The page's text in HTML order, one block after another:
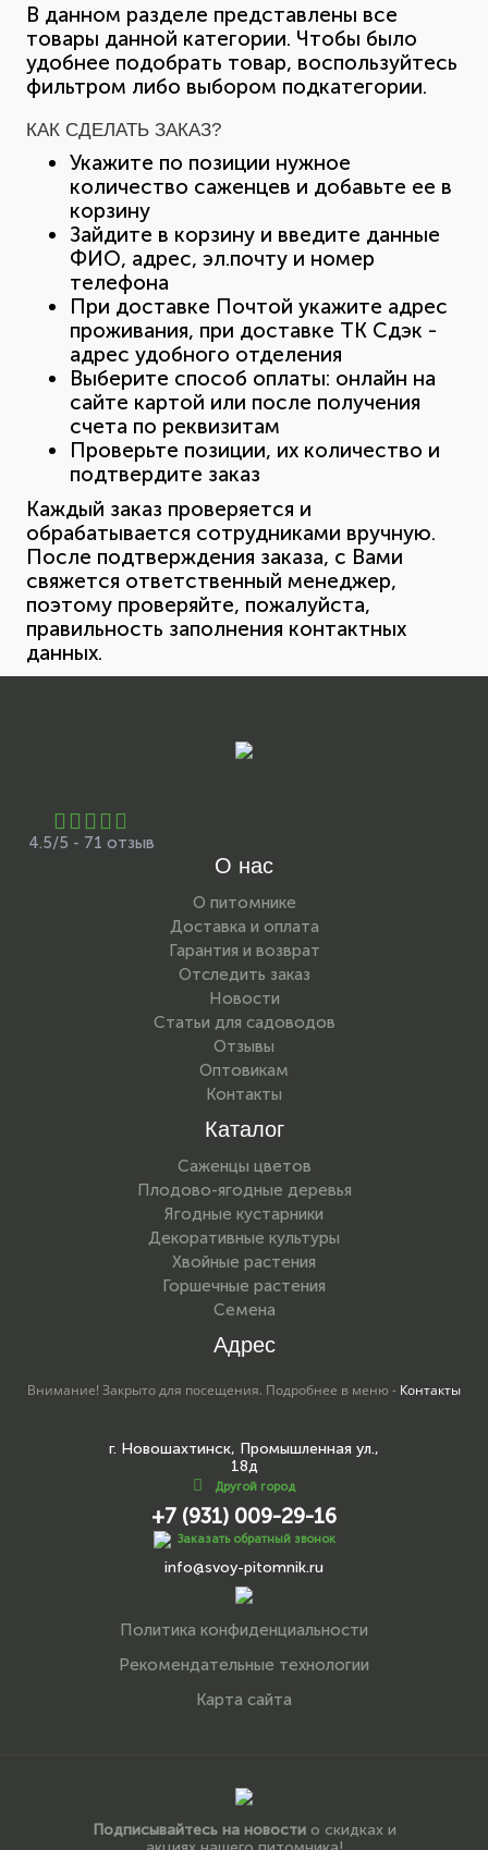
В данном разделе представлены все
товары данной категории. Чтобы было
удобнее подобрать товар, воспользуйтесь
фильтром либо выбором подкатегории.
КАК СДЕЛАТЬ ЗАКАЗ?
Укажите по позиции нужное
количество саженцев и добавьте ее в
корзину
Зайдите в корзину и введите данные
ФИО, адрес, эл.почту и номер
телефона
При доставке Почтой укажите адрес
проживания, при доставке ТК Сдэк -
адрес удобного отделения
Выберите способ оплаты: онлайн на
сайте картой или после получения
счета по реквизитам
Проверьте позиции, их количество и
подтвердите заказ
Каждый заказ проверяется и
обрабатывается сотрудниками вручную.
После подтверждения заказа, с Вами
свяжется ответственный менеджер,
поэтому проверяйте, пожалуйста,
правильность заполнения контактных
данных.
4.5/5 - 71 отзыв
О нас
О питомнике
Доставка и оплата
Гарантия и возврат
Отследить заказ
Новости
Статьи для садоводов
Отзывы
Оптовикам
Контакты
Каталог
Саженцы цветов
Плодово-ягодные деревья
Ягодные кустарники
Декоративные культуры
Хвойные растения
Горшечные растения
Семена
Адрес
Внимание! Закрыто для посещения. Подробнее в меню - Контакты
г. Новошахтинск, Промышленная ул.,
18д
Другой город
+7 (931) 009-29-16
Заказать обратный звонок
info@svoy-pitomnik.ru
Политика конфиденциальности
Рекомендательные технологии
Карта сайта
Подписывайтесь на новостио скидках и